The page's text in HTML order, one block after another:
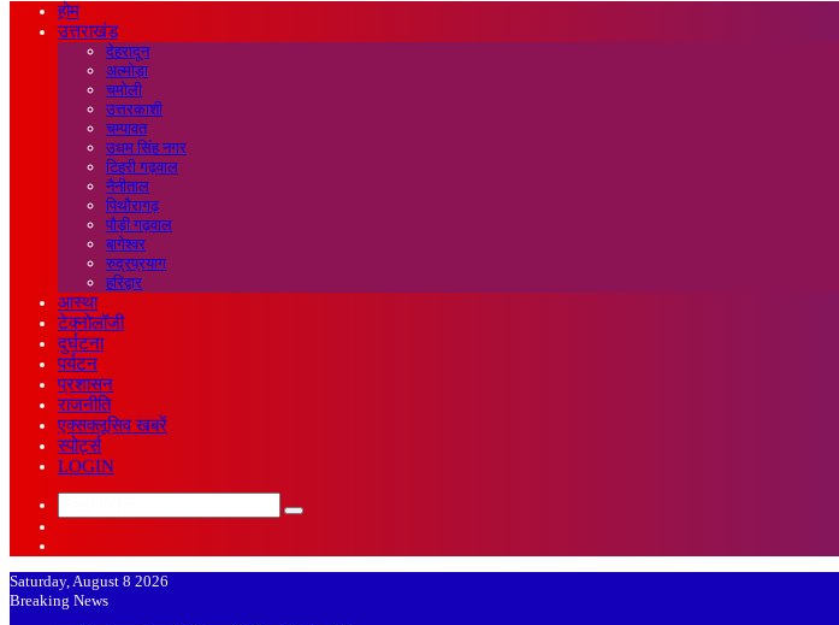
होम
उत्तराखंड
देहरादून
अल्मोड़ा
चमोली
उत्तरकाशी
चम्पावत
उधम सिंह नगर
टिहरी गढ़वाल
नैनीताल
पिथौरागढ़
पौड़ी गढ़वाल
बागेश्वर
रुद्रप्रयाग
हरिद्वार
आस्था
टेक्नोलॉजी
दुर्घटना
पर्यटन
प्रशासन
राजनीति
एक्सक्लूसिव खबरें
स्पोर्ट्स
LOGIN
Search
Saturday, August 8 2026
Breaking News